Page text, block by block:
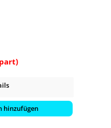
hinzufügen